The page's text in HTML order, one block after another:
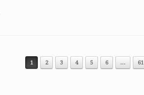
1 2 3 4 5 6 … 61